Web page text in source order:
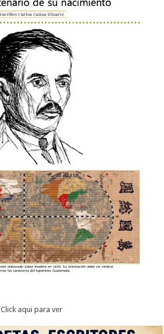
Click aqui para ver